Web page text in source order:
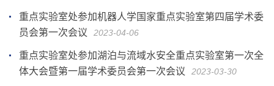
重点实验室处参加机器人学国家重点实验室第四届学术委
员会第一次会议
2023-04-06
重点实验室处参加湖泊与流域水安全重点实验室第一次全
体大会暨第一届学术委员会第一次会议
2023-03-30